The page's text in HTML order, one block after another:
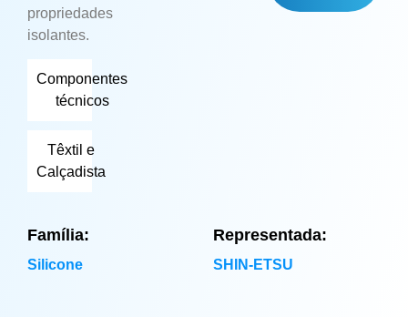
propriedades
isolantes.
Componentes
técnicos
Têxtil e
Calçadista
Família:
Silicone
Representada:
SHIN-ETSU